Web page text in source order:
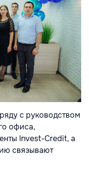
с руководством
офиса,
Invest-Credit, а
связывают